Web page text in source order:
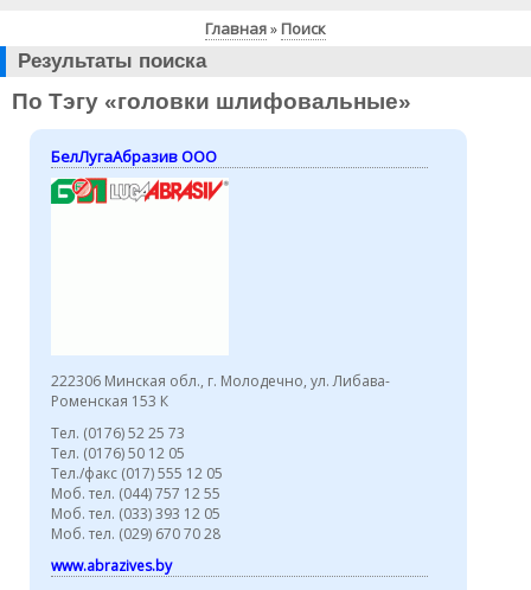
Главная» Поиск
Результаты поиска
По Тэгу «головки шлифовальные»
БелЛугаАбразив ООО
222306 Минская обл., г. Молодечно, ул. Либава-
Роменская 153 К
Тел. (0176) 52 25 73
Тел. (0176) 50 12 05
Тел./факс (017) 555 12 05
Моб. тел. (044) 757 12 55
Моб. тел. (033) 393 12 05
Моб. тел. (029) 670 70 28
www.abrazives.by